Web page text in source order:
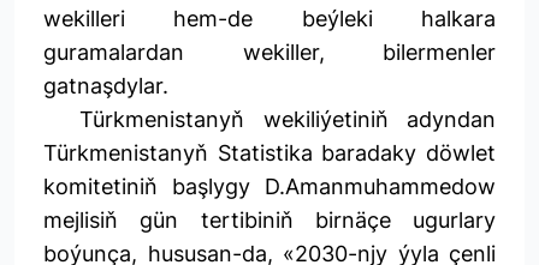
wekilleri hem-de beýleki halkara
guramalardan wekiller, bilermenler
gatnaşdylar.
Türkmenistanyň wekiliýetiniň adyndan
Türkmenistanyň Statistika baradaky döwlet
komitetiniň başlygy D.Amanmuhammedow
mejlisiň gün tertibiniň birnäçe ugurlary
boýunça, hususan-da, «2030-njy ýyla çenli